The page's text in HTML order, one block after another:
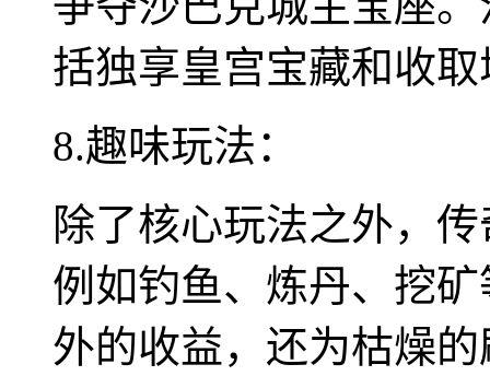
括独享皇宫宝藏和收
8.趣味玩法：
除了核心玩法之外，
例如钓鱼、炼丹、挖
外的收益，还为枯燥